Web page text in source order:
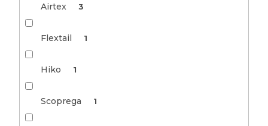
Airtex 3
Flextail 1
Hiko 1
Scoprega 1